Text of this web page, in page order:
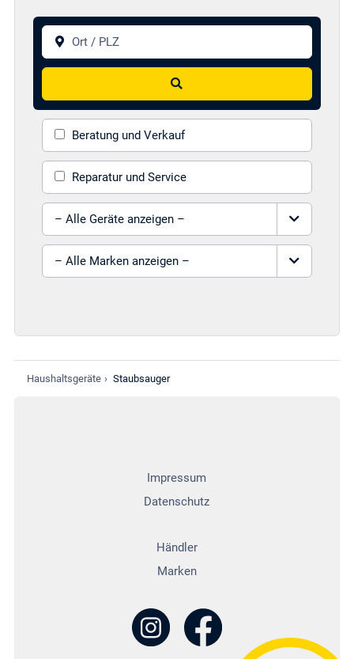
Ort / PLZ
Suchen
Beratung und Verkauf
Reparatur und Service
Gerät auswählen
Marke auswählen
Haushaltsgeräte › Staubsauger
Impressum
Datenschutz
Händler
Marken